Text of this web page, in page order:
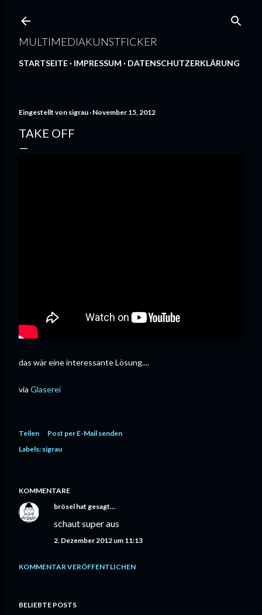
MULTIMEDIAKUNSTFICKER
STARTSEITE IMPRESSUM DATENSCHUTZERKLÄRUNG
Eingestellt von sigrau November 15, 2012
TAKE OFF
das wär eine interessante Lösung....
via Glaserei
Teilen
Post per E-Mail senden
Labels: sigrau
KOMMENTARE
brösel hat gesagt…
schaut super aus
2. Dezember 2012 um 11:13
KOMMENTAR VERÖFFENTLICHEN
BELIEBTE POSTS